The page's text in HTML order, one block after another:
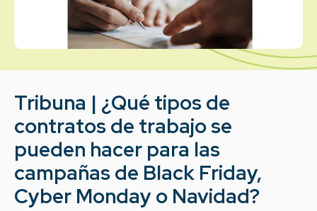
Tribuna | ¿Qué tipos de
contratos de trabajo se
pueden hacer para las
campañas de Black Friday,
Cyber Monday o Navidad?